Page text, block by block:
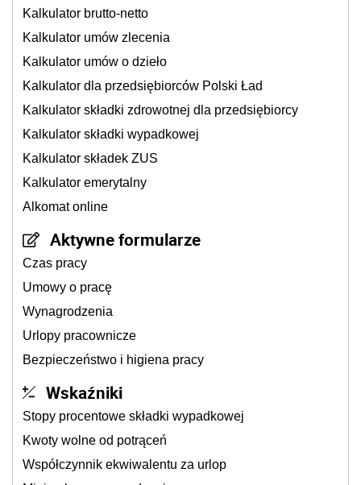
Kalkulator brutto-netto
Kalkulator umów zlecenia
Kalkulator umów o dzieło
Kalkulator dla przedsiębiorców Polski Ład
Kalkulator składki zdrowotnej dla przedsiębiorcy
Kalkulator składki wypadkowej
Kalkulator składek ZUS
Kalkulator emerytalny
Alkomat online
Aktywne formularze
Czas pracy
Umowy o pracę
Wynagrodzenia
Urlopy pracownicze
Bezpieczeństwo i higiena pracy
Wskaźniki
Stopy procentowe składki wypadkowej
Kwoty wolne od potrąceń
Współczynnik ekwiwalentu za urlop